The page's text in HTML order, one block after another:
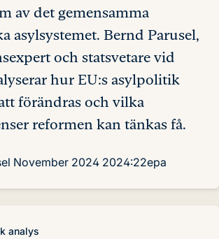
av det gemensamma
asylsystemet. Bernd Parusel,
och statsvetare vid
hur EU:s asylpolitik
förändras och vilka
reformen kan tänkas få.
November 2024 2024:22epa
analys